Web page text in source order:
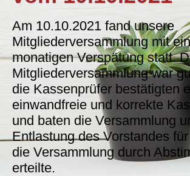
Am 10.10.2021 fand unsere
Mitgliederversammlung mit
monatigen Verspätung statt.
Mitgliederversammlung war
die Kassenprüfer bestätigten
einwandfreie und korrekte
und baten die Versammlung
Entlastung des Vorstandes
die Versammlung durch
erteilte.